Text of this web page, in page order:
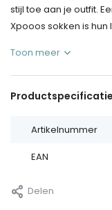
stijl toe aan je outfit.
Xpooos sokken is
Toon meer
Artikelnummer
EAN
Delen